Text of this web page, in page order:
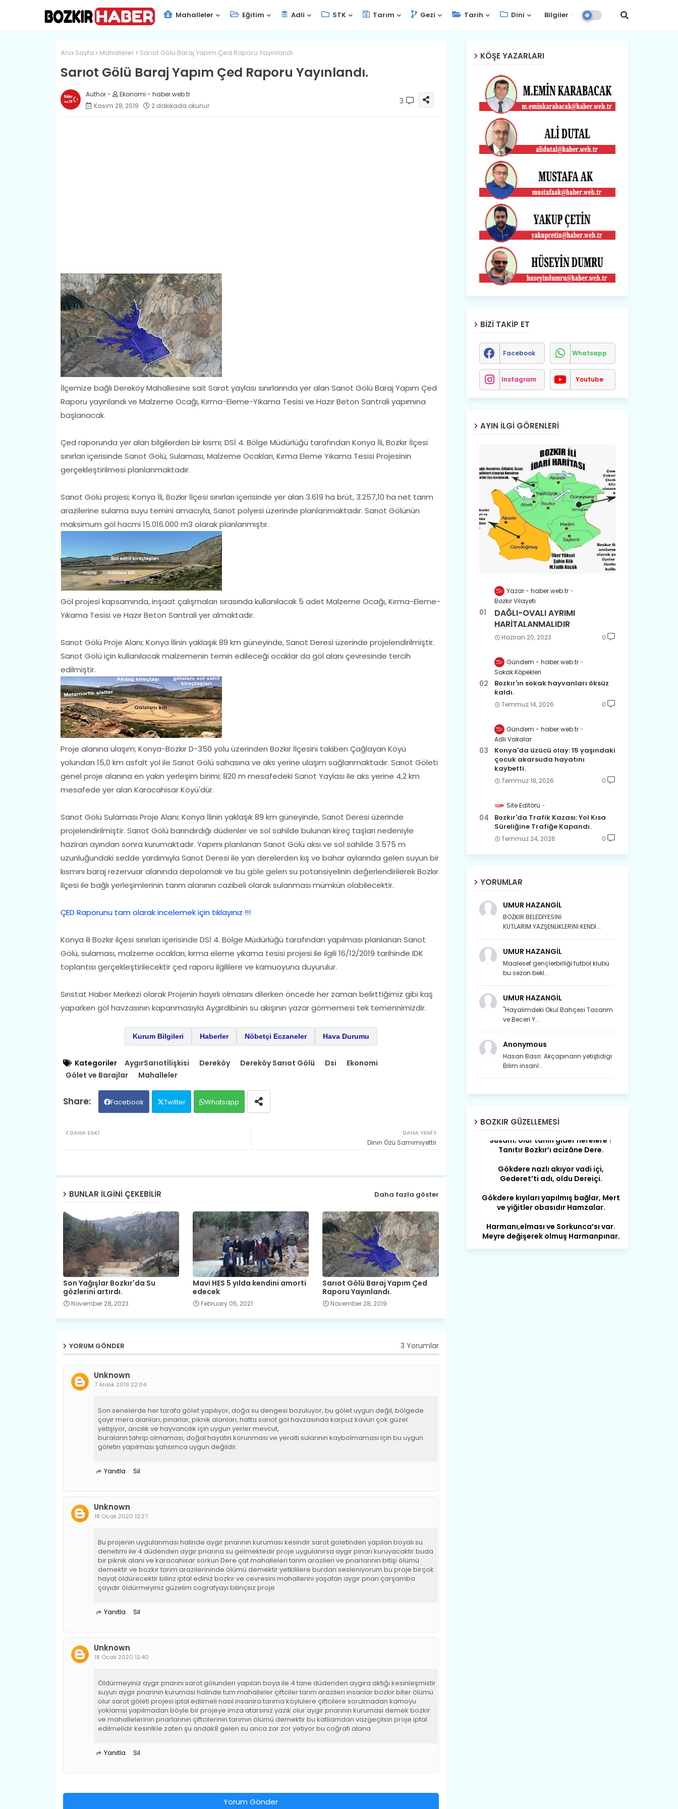
Mahalleler Eğitim Adli STK Tarım Gezi Tarih Dini Bilgiler
Ana Sayfa Mahalleler Sarıot Gölü Baraj Yapım Çed Raporu Yayınlandı.
Sarıot Gölü Baraj Yapım Çed Raporu Yayınlandı.
Ekonomi - haber.web.tr
Kasım 28, 2019
2 dakikada okunur 3
İlçemize bağlı Dereköy Mahallesine sait Sarot yaylası sınırlarında yer alan Sarıot Gölü Baraj Yapım Çed
Raporu yayınlandı ve Malzeme Ocağı, Kırma-Eleme-Yıkama Tesisi ve Hazır Beton Santrali yapımına
başlanacak.
Çed raporunda yer alan bilgilerden bir kısmı; DSİ 4. Bölge Müdürlüğü tarafından Konya İli, Bozkır İlçesi
sınırları içerisinde Sarıot Gölü, Sulaması, Malzeme Ocakları, Kırma Eleme Yıkama Tesisi Projesinin
gerçekleştirilmesi planlanmaktadır.
Sarıot Gölü projesi; Konya İli, Bozkır İlçesi sınırları içerisinde yer alan 3.619 ha brüt, 3.257,10 ha net tarım
arazilerine sulama suyu temini amacıyla, Sarıot polyesi üzerinde planlanmaktadır. Sarıot Gölünün
maksimum göl hacmi 15.016.000 m3 olarak planlanmıştır.
Göl projesi kapsamında, inşaat çalışmaları sırasında kullanılacak 5 adet Malzeme Ocağı, Kırma-Eleme-
Yıkama Tesisi ve Hazır Beton Santrali yer almaktadır.
Sarıot Gölü Proje Alanı; Konya İlinin yaklaşık 89 km güneyinde, Sarıot Deresi üzerinde projelendirilmiştir.
Sarıot Gölü için kullanılacak malzemenin temin edileceği ocaklar da göl alanı çevresinde tercih
edilmiştir.
Proje alanına ulaşım; Konya-Bozkır D-350 yolu üzerinden Bozkır İlçesini takiben Çağlayan Köyü
yolundan 15,0 km asfalt yol ile Sarıot Gölü sahasına ve aks yerine ulaşım sağlanmaktadır. Sarıot Göleti
genel proje alanına en yakın yerleşim birimi; 820 m mesafedeki Sarıot Yaylası ile aks yerine 4,2 km
mesafede yer alan Karacahisar Köyü'dür.
Sarıot Gölü Sulaması Proje Alanı; Konya İlinin yaklaşık 89 km güneyinde, Sarıot Deresi üzerinde
projelendirilmiştir. Sarıot Gölü barındırdığı düdenler ve sol sahilde bulunan kireç taşları nedeniyle
haziran ayından sonra kurumaktadır. Yapımı planlanan Sarıot Gölü aksı ve sol sahilde 3.575 m
uzunluğundaki sedde yardımıyla Sarıot Deresi ile yan derelerden kış ve bahar aylarında gelen suyun bir
kısmını baraj rezervuar alanında depolamak ve bu göle gelen su potansiyelinin değerlendirilerek Bozkır
ilçesi ile bağlı yerleşimlerinin tarım alanının cazibeli olarak sulanması mümkün olabilecektir.
ÇED Raporunu tam olarak incelemek için tıklayınız !!!
Konya ili Bozkır ilçesi sınırları içerisinde DSİ 4. Bölge Müdürlüğü tarafından yapılması planlanan Sarıot
Gölü, sulaması, malzeme ocakları, kırma eleme yıkama tesisi projesi ile ilgili 16/12/2019 tarihinde IDK
toplantısı gerçekleştirilecektir çed raporu ilgililere ve kamuoyuna duyurulur.
Sırıstat Haber Merkezi olarak Projenin hayırlı olmasını dilerken öncede her zaman belirttiğimiz gibi kaş
yaparken göl havzasının kapanmasıyla Aygırdibinin su akışının yazar görmemesi tek temennimizdir.
Kurum Bilgileri Haberler Nöbetçi Eczaneler Hava Durumu
Kategoriler AygırSarıotİlişkisi Dereköy Dereköy Sarıot Gölü Dsi
Ekonomi
Gölet ve Barajlar
Mahalleler
Facebook Twitter Whatsapp
DAHA YENI
Dinin Özü Samimiyettir
DAHA ESKI
BUNLAR ILGINI ÇEKEBILIR Daha fazla göster
Son Yağışlar Bozkır'da Su
gözlerini artırdı.
November 28, 2023
Mavi HES 5 yılda kendini amorti
edecek
February 05, 2021
Sarıot Gölü Baraj Yapım Çed
Raporu Yayınlandı.
November 28, 2019
YORUM GÖNDER 3 Yorumlar
Unknown
7 Aralık 2019 22:04
Son senelerde her tarafa gölet yapılıyor, doğa su dengesi bozuluyor, bu gölet uygun değil, bölgede
çayır mera alanları, pınarlar, piknik alanları, hatta sarıot göl havzasında karpuz kavun çok güzel
yetişiyor, arıcılık ve hayvancılık için uygun yerler mevcut,
buraların tahrip olmaması, doğal hayatın korunması ve yeraltı sularının kaybolmaması için bu uygun
göletin yapılması şahsımca uygun değildir.
Yanıtla Sil
Unknown
18 Ocak 2020 12:27
Bu projenin uygulanması halinde aygır pnarının kuruması kesindir sarot goletinden yapilan boyalı su
denetimi ile 4 düdenden aygır pnarına su gelmektedir proje uygulanırsa aygir pinarı kuruyacaktır buda
bir piknik alani ve karacahisar sorkun Dere çat mahalleleri tarim arazileri ve pnarlarının bitişi ölümü
demektir ve bozkır tarim arazilerininde ölümü demektir yetkililere burdan sesleniyorum bu proje birçok
hayat öldürecektir bilinz iptal ediniz bozkır ve cevresini mahallerini yaşatan aygır pnarı çarşamba
çayıdır öldürmeyiniz güzelim cografyayı bilinçsiz proje
Yanıtla Sil
Unknown
18 Ocak 2020 12:40
Öldürmeyiniz aygır pnarını sarot gölunden yapılan boya ile 4 tane düdenden aygira aktığı kesinleşmistir
suyun aygir pnarinin kurumasi halinde tum mahalleler çiftciler tarım arazileri insanlar bozkır biter ölümü
olur sarot göleti projesi iptal edilmeli nasıl insanlra tarıma köylulere çiftcilere sorulmadan kamoyu
yoklamsi yapılmadan böyle bir projeye imza atarsınız yazik olur aygir pnarının kurumasi demek bozkir
ve mahallelerinin pnarlarının çiftcilerinin tarımın ölümü demektir bu katliamdan vazgeçilsin proje iptal
edilmelidir kesinlkle zaten şu andak8 gelen su anca zar zor yetiyor bu coğrafi alana
Yanıtla Sil
Yorum Gönder
KÖŞE YAZARLARI
BIZI TAKIP ET
Facebook Whatsapp
Instagram Youtube
AYIN İLGI GÖRENLERI
Yazar - haber.web.tr
Bozkır Vilayeti
DAĞLI-OVALI AYRIMI
HARİTALANMALIDIR
Haziran 20, 2023 0
Gündem - haber.web.tr
Sokak Köpekleri
Bozkır'ın sokak hayvanları öksüz
kaldı.
Temmuz 14, 2026 0
Gündem - haber.web.tr
Adli Vakalar
Konya'da üzücü olay: 15 yaşındaki
çocuk akarsuda hayatını
kaybetti.
Temmuz 18, 2026 0
Site Editörü
Bozkır'da Trafik Kazası: Yol Kısa
Süreliğine Trafiğe Kapandı.
Temmuz 24, 2026 0
YORUMLAR
UMUR HAZANGİL
BOZKIR BELEDİYESİNİ
KUTLARIM.YAZŞENLİKLERİNİ KENDİ...
UMUR HAZANGİL
Maalesef gençlerbirliği futbol klubü
bu sezon bekl...
UMUR HAZANGİL
"Hayalimdeki Okul Bahçesi Tasarım
ve Beceri Y...
Anonymous
Hasan Basri: Akçapınarın yetiştidigi
Bilim insanl...
BOZKIR GÜZELLEMESI
Susam; olur tahin gider nerelere ?
Tanıtır Bozkır’ı acizâne Dere.
Gökdere nazlı akıyor vadi içi,
Gederet’ti adı, oldu Dereiçi.
Gökdere kıyıları yapılmış bağlar, Mert
ve yiğitler obasıdır Hamzalar.
Harmanı,elması ve Sorkunca’sı var.
Meyre değişerek olmuş Harmanpınar.
Büyük yerdir, mahalleleri Aydınlık, Tarih
eserleri şahane Hisarlık.